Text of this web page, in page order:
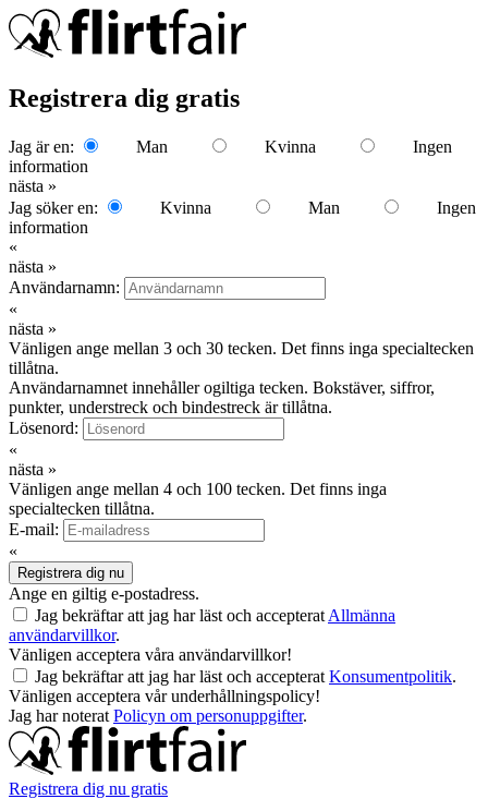
Registrera dig gratis
Jag är en: Man Kvinna
Ingen
information
nästa »
Jag söker en:
Kvinna Man
Ingen
information
«
nästa »
Användarnamn:
«
nästa »
Vänligen ange mellan 3 och 30 tecken. Det finns inga specialtecken
tillåtna.
Användarnamnet innehåller ogiltiga tecken. Bokstäver, siffror,
punkter, understreck och bindestreck är tillåtna.
Lösenord:
«
nästa »
Vänligen ange mellan 4 och 100 tecken. Det finns inga
specialtecken tillåtna.
E-mail:
«
Registrera dig nu
Ange en giltig e-postadress.
Jag bekräftar att jag har läst och accepterat Allmänna
användarvillkor.
Vänligen acceptera våra användarvillkor!
Jag bekräftar att jag har läst och accepterat Konsumentpolitik.
Vänligen acceptera vår underhållningspolicy!
Jag har noterat Policyn om personuppgifter.
Registrera dig nu gratis